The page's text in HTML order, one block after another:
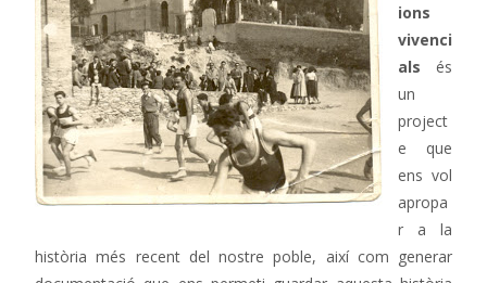
ions
vivenci
als és
un
project
e que
ens vol
apropa
r a la
història més recent del nostre poble, així com generar